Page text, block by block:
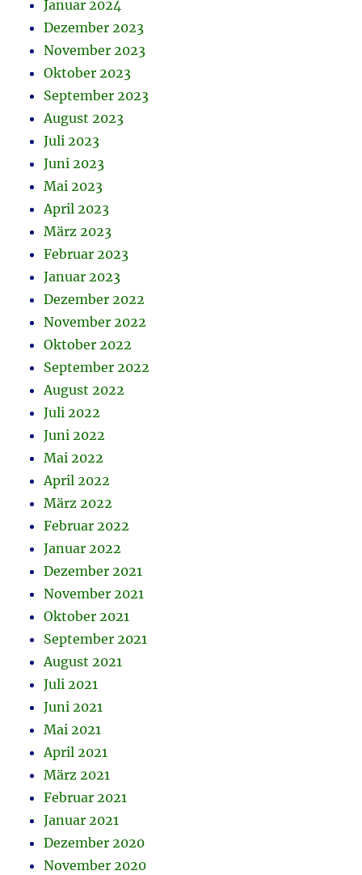
Januar 2024
Dezember 2023
November 2023
Oktober 2023
September 2023
August 2023
Juli 2023
Juni 2023
Mai 2023
April 2023
März 2023
Februar 2023
Januar 2023
Dezember 2022
November 2022
Oktober 2022
September 2022
August 2022
Juli 2022
Juni 2022
Mai 2022
April 2022
März 2022
Februar 2022
Januar 2022
Dezember 2021
November 2021
Oktober 2021
September 2021
August 2021
Juli 2021
Juni 2021
Mai 2021
April 2021
März 2021
Februar 2021
Januar 2021
Dezember 2020
November 2020